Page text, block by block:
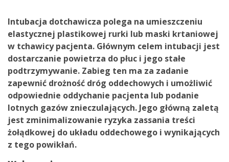
Intubacja dotchawicza polega na umieszczeniu
elastycznej plastikowej rurki lub maski krtaniowej
w tchawicy pacjenta. Głównym celem intubacji jest
dostarczanie powietrza do płuc i jego stałe
podtrzymywanie. Zabieg ten ma za zadanie
zapewnić drożność dróg oddechowych i umożliwić
odpowiednie oddychanie pacjenta lub podanie
lotnych gazów znieczulających. Jego główną zaletą
jest zminimalizowanie ryzyka zassania treści
żołądkowej do układu oddechowego i wynikających
z tego powikłań.